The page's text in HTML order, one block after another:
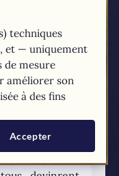
grande
26
pourtant Élie
elles, mais
au pays de
27Au temps
beaucoup de
n’a été
28
techniques
et — uniquement
de mesure
améliorer son
à des fins
Accepter